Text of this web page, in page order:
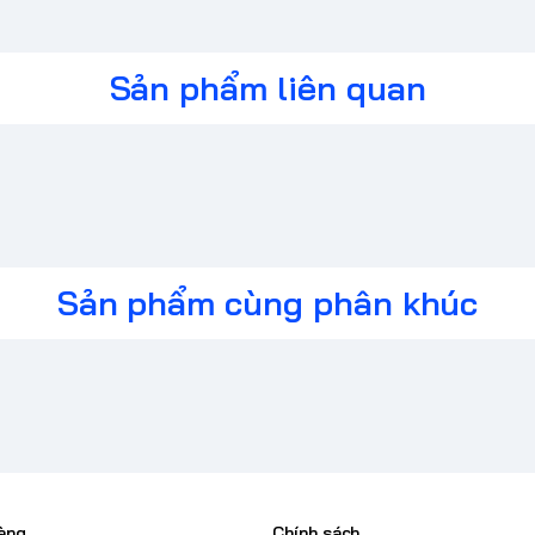
Sản phẩm liên quan
Sản phẩm cùng phân khúc